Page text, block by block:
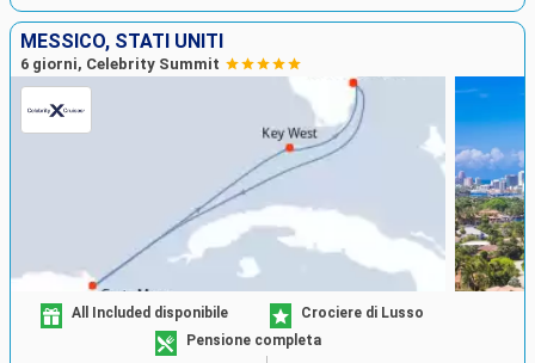
MESSICO, STATI UNITI
6 giorni, Celebrity Summit
All Included disponibile
Crociere di Lusso
Pensione completa